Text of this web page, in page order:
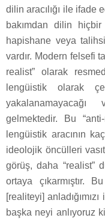
dilin aracılığı ile
bakımdan dilin
hapishane veya
vardır. Modern felsefi
realist” olarak
lengüistik olarak
yakalanamayacağı
gelmektedir. Bu
lengüistik aracının
ideolojik öncülleri
görüş, daha “realist”
ortaya çıkarmıştır.
[realiteyi]
başka neyi anlıyoruz